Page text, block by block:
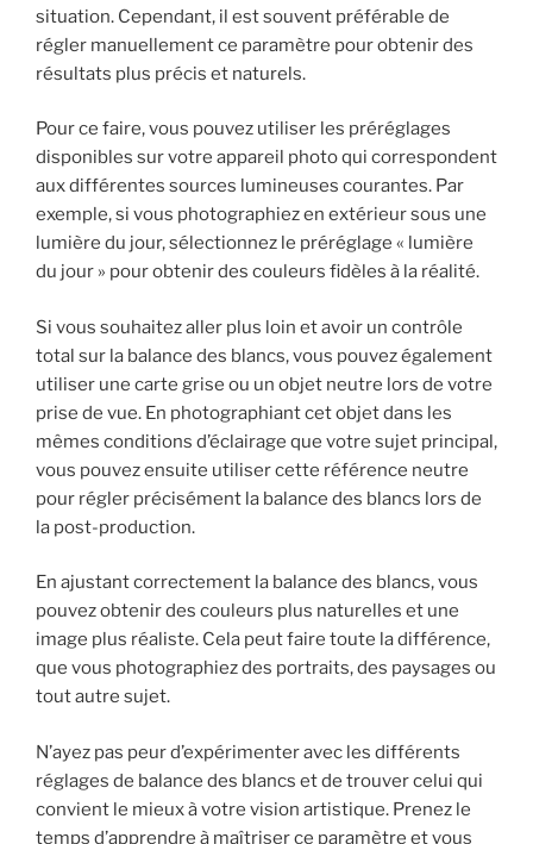
situation. Cependant, il est souvent préférable de
régler manuellement ce paramètre pour obtenir des
résultats plus précis et naturels.
Pour ce faire, vous pouvez utiliser les préréglages
disponibles sur votre appareil photo qui correspondent
aux différentes sources lumineuses courantes. Par
exemple, si vous photographiez en extérieur sous une
lumière du jour, sélectionnez le préréglage « lumière
du jour » pour obtenir des couleurs fidèles à la réalité.
Si vous souhaitez aller plus loin et avoir un contrôle
total sur la balance des blancs, vous pouvez également
utiliser une carte grise ou un objet neutre lors de votre
prise de vue. En photographiant cet objet dans les
mêmes conditions d’éclairage que votre sujet principal,
vous pouvez ensuite utiliser cette référence neutre
pour régler précisément la balance des blancs lors de
la post-production.
En ajustant correctement la balance des blancs, vous
pouvez obtenir des couleurs plus naturelles et une
image plus réaliste. Cela peut faire toute la différence,
que vous photographiez des portraits, des paysages ou
tout autre sujet.
N’ayez pas peur d’expérimenter avec les différents
réglages de balance des blancs et de trouver celui qui
convient le mieux à votre vision artistique. Prenez le
temps d’apprendre à maîtriser ce paramètre et vous